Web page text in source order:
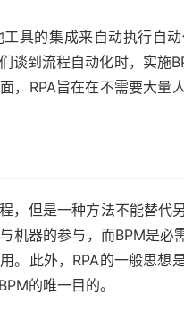
具的集成来自动执行自
谈到流程自动化时，实施
，RPA旨在在不需要大量
，但是一种方法不能替代
机器的参与，而BPM是必
。此外，RPA的一般思想
的唯一目的。